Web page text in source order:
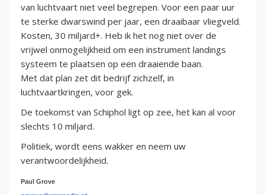
van luchtvaart niet veel begrepen. Voor een paar uur
te sterke dwarswind per jaar, een draaibaar vliegveld.
Kosten, 30 miljard+. Heb ik het nog niet over de
vrijwel onmogelijkheid om een instrument landings
systeem te plaatsen op een draaiende baan.
Met dat plan zet dit bedrijf zichzelf, in
luchtvaartkringen, voor gek.
De toekomst van Schiphol ligt op zee, het kan al voor
slechts 10 miljard.
Politiek, wordt eens wakker en neem uw
verantwoordelijkheid.
Paul Grove